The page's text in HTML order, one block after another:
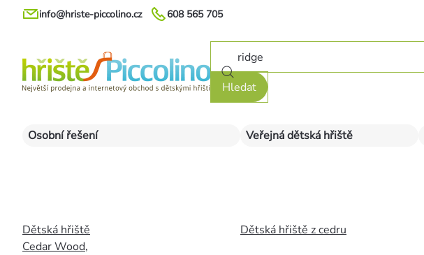
Přejít
608 565 705
info@hriste-piccolino.cz
Hledat
Osobní řešení
Dětská hřiště
Cedar Wood,
Veřejná dětská hřiště
Dětská hřiště z cedru